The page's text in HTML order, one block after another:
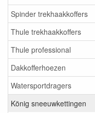
Spinder trekhaakkoffers
Thule trekhaakkoffers
Thule professional
Dakkofferhoezen
Watersportdragers
König sneeuwkettingen